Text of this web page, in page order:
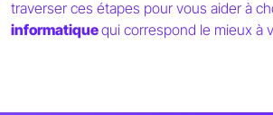
traverser ces étapes pour vous aider à
informatiquequi correspond le mieux à